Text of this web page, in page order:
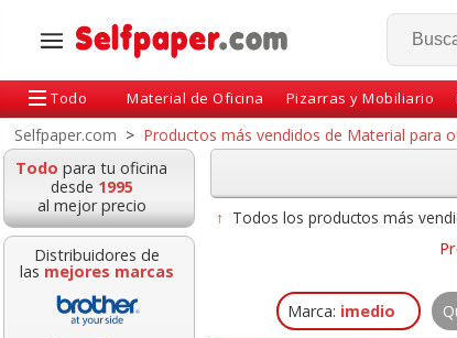
Todo Material de Oficina Pizarras y Mobiliario
Selfpaper.com > Productos más vendidos de Material para
Todo para tu oficina
desde 1995
al mejor precio
Distribuidores de
las mejores marcas
↑ Todos los productos más
Marca: imedio